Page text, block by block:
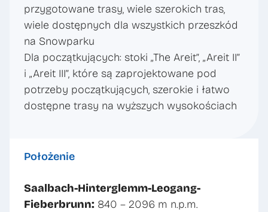
przygotowane trasy, wiele szerokich tras,
wiele dostępnych dla wszystkich przeszkód
na Snowparku
Dla początkujących: stoki „The Areit”, „Areit II”
i „Areit III”, które są zaprojektowane pod
potrzeby początkujących, szerokie i łatwo
dostępne trasy na wyższych wysokościach
Położenie
Saalbach-Hinterglemm-Leogang-
Fieberbrunn: 840 – 2096 m n.p.m.